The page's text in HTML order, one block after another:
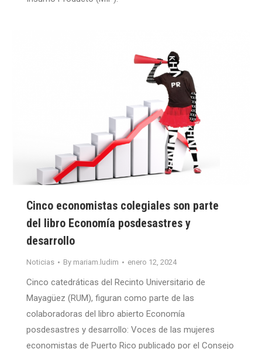
Cinco economistas colegiales son parte
del libro Economía posdesastres y
desarrollo
Noticias By mariam.ludim enero 12, 2024
Cinco catedráticas del Recinto Universitario de
Mayagüez (RUM), figuran como parte de las
colaboradoras del libro abierto Economía
posdesastres y desarrollo: Voces de las mujeres
economistas de Puerto Rico publicado por el Consejo